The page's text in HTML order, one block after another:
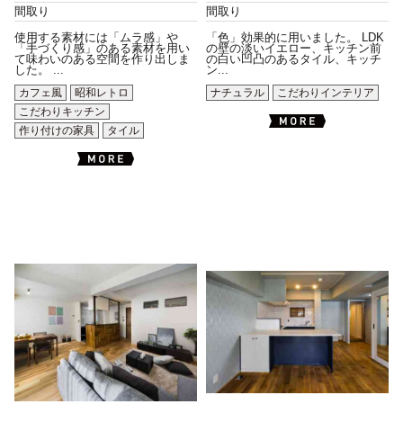
間取り
使用する素材には「ムラ感」や
「手づくり感」のある素材を用い
て味わいのある空間を作り出しま
した。 ...
カフェ風
昭和レトロ
こだわりキッチン
作り付けの家具
タイル
間取り
「色」効果的に用いました。 LDK
の壁の淡いイエロー、キッチン前
の白い凹凸のあるタイル、キッチ
ン...
ナチュラル
こだわりインテリア